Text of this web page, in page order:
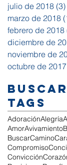
julio de 2018 (3)
marzo de 2018
febrero de 2018
diciembre de
noviembre de
octubre de 2017
tags
AdoraciónAlegría
AmorAvivamiento
BuscarCamino
Compromiso
Convicción